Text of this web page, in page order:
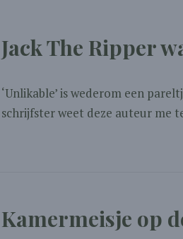
Jack The Ripper
‘Unlikable’ is wederom een
schrijfster weet deze auteur me
Kamermeisje op